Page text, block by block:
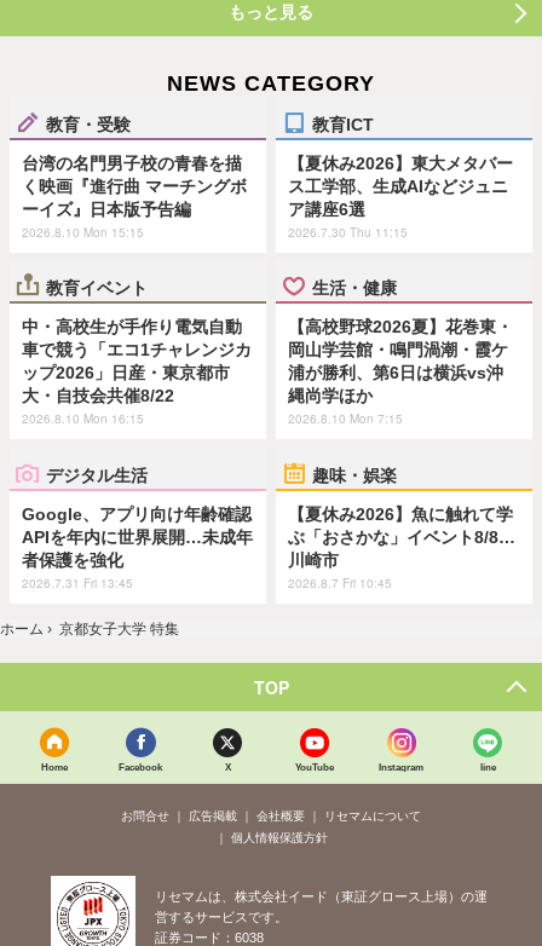
もっと見る
NEWS CATEGORY
教育・受験
台湾の名門男子校の青春を描
く映画『進行曲 マーチングボ
ーイズ』日本版予告編
2026.8.10 Mon 15:15
教育ICT
【夏休み2026】東大メタバー
ス工学部、生成AIなどジュニ
ア講座6選
2026.7.30 Thu 11:15
教育イベント
中・高校生が手作り電気自動
車で競う「エコ1チャレンジカ
ップ2026」日産・東京都市
大・自技会共催8/22
2026.8.10 Mon 16:15
生活・健康
【高校野球2026夏】花巻東・
岡山学芸館・鳴門渦潮・霞ケ
浦が勝利、第6日は横浜vs沖
縄尚学ほか
2026.8.10 Mon 7:15
デジタル生活
Google、アプリ向け年齢確認
APIを年内に世界展開…未成年
者保護を強化
2026.7.31 Fri 13:45
趣味・娯楽
【夏休み2026】魚に触れて学
ぶ「おさかな」イベント8/8…
川崎市
2026.8.7 Fri 10:45
ホーム › 京都女子大学 特集
TOP
Home Facebook X YouTube Instagram line
お問合せ 広告掲載 会社概要
リセマムについて
個人情報保護方針
リセマムは、株式会社イード（東証グロース上場）の運
営するサービスです。
証券コード：6038